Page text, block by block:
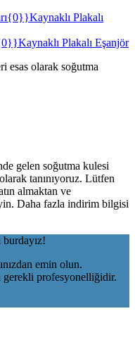
Plakalı Eşanjör
esas olarak soğutma
gelen soğutma kulesi
tanınıyoruz. Lütfen
almaktan ve
Daha fazla indirim bilgisi
burdayız!
emin olun.
gerekli profesyonelliğidir.